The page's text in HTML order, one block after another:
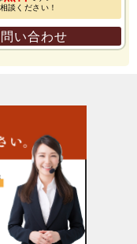
談ください！
い合わせ